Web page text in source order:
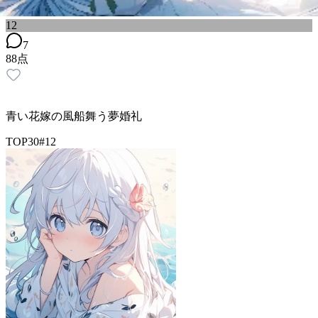
12
7
88点
青い花嫁の風船舞う夢婚礼
TOP30#12